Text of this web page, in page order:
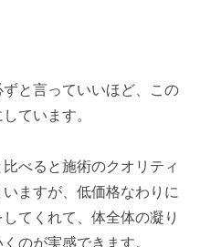
と言っていいほど、この
ています。
べると施術のクオリティ
ますが、低価格なわりに
てくれて、体全体の凝り
のが実感できます。